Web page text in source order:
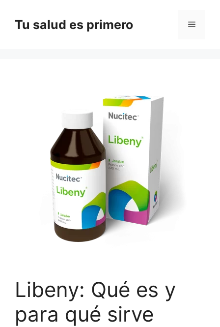
contenido
Tu salud es primero Menú
Libeny: Qué es y
para qué sirve